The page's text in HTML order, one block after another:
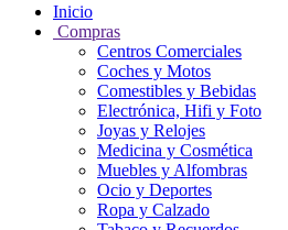
Inicio
Compras
Centros Comerciales
Coches y Motos
Comestibles y Bebidas
Electrónica, Hifi y Foto
Joyas y Relojes
Medicina y Cosmética
Muebles y Alfombras
Ocio y Deportes
Ropa y Calzado